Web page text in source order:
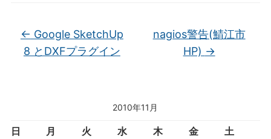
2010年11月
日 月 火 水 木 金
土
← Google SketchUp
8 とDXFプラグイン
nagios警告(鯖江市
HP) →